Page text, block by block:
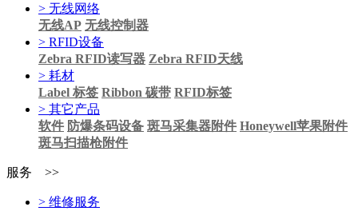
> 无线网络
无线AP 无线控制器
> RFID设备
Zebra RFID读写器 Zebra RFID天线
> 耗材
Label 标签 Ribbon 碳带 RFID标签
> 其它产品
软件 防爆条码设备 斑马采集器附件 Honeywell苹果附件
斑马扫描枪附件
服务 >>
> 维修服务